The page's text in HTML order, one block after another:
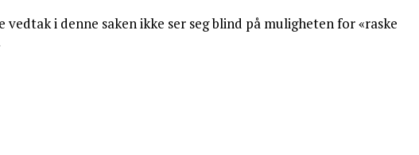
i denne saken ikke ser seg blind på muligheten for «raske